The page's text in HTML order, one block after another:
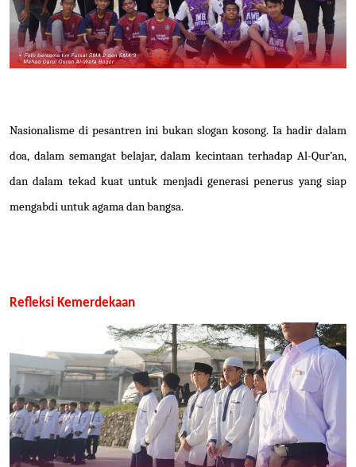
Nasionalisme di pesantren ini bukan slogan kosong. Ia hadir dalam
doa, dalam semangat belajar, dalam kecintaan terhadap Al-Qur’an,
dan dalam tekad kuat untuk menjadi generasi penerus yang siap
mengabdi untuk agama dan bangsa.
Refleksi Kemerdekaan